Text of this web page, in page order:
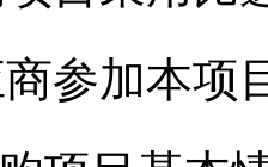
参加本项